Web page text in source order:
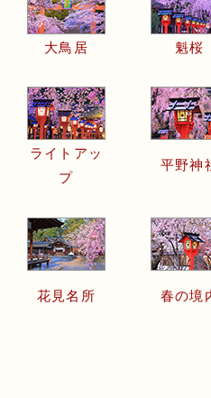
大鳥居 魁桜
ライトアッ
プ
平野神
花見名所 春の境